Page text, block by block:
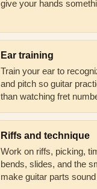
give your hands
Ear training
Train your ear to
and pitch so guitar
than watching fret
Riffs and technique
Work on riffs, picking,
bends, slides, and the
make guitar parts